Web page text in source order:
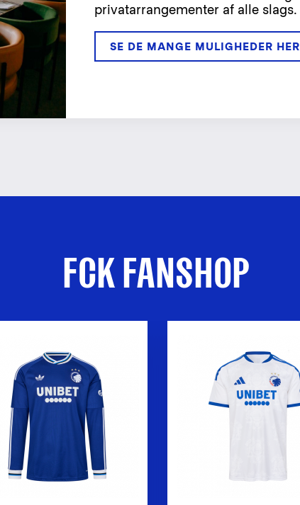
privatarrangementer af alle slags.
SE DE MANGE MULIGHEDER HER
FCK FANSHOP